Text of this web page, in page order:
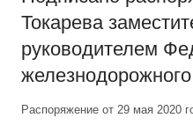
Токарева
руководителем
Распоряжение от 29 мая 2020